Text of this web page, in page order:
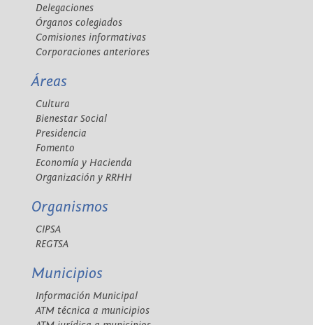
Delegaciones
Órganos colegiados
Comisiones informativas
Corporaciones anteriores
Áreas
Cultura
Bienestar Social
Presidencia
Fomento
Economía y Hacienda
Organización y RRHH
Organismos
CIPSA
REGTSA
Municipios
Información Municipal
ATM técnica a municipios